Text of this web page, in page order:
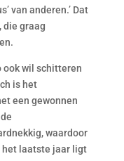
van anderen.’ Dat
die graag
ook wil schitteren
is het
een gewonnen
waardoor
het laatste jaar ligt